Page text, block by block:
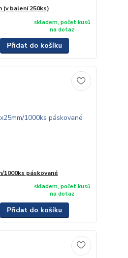
(v balení 250ks)
skladem, počet kusů
na dotaz
Přidat do košíku
1000ks páskované
skladem, počet kusů
na dotaz
Přidat do košíku